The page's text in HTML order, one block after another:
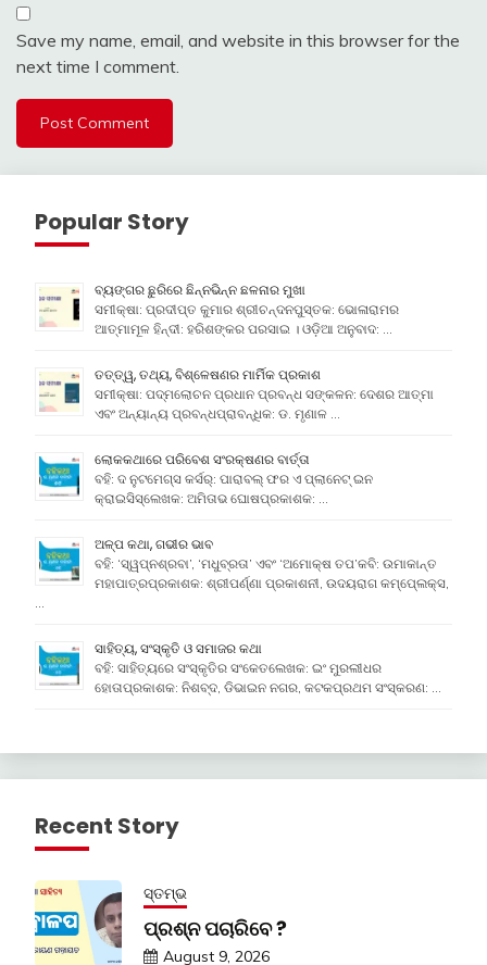
Save my name, email, and website in this browser for the
next time I comment.
Popular Story
ବ୍ୟଙ୍ଗର ଛୁରିରେ ଛିନ୍ନଭିନ୍ନ ଛଳନାର ମୁଖା
ସମୀକ୍ଷା: ପ୍ରଦୀପ୍ତ କୁମାର ଶ୍ରୀଚନ୍ଦନପୁସ୍ତକ: ଭୋଳାରାମର
ଆତ୍ମାମୂଳ ହିନ୍ଦୀ: ହରିଶଙ୍କର ପରସାଇ । ଓଡ଼ିଆ ଅନୁବାଦ: …
ତତ୍ତ୍ୱ, ତଥ୍ୟ, ବିଶ୍ଳେଷଣର ମାର୍ମିକ ପ୍ରକାଶ
ସମୀକ୍ଷା: ପଦ୍ମଲୋଚନ ପ୍ରଧାନ ପ୍ରବନ୍ଧ ସଙ୍କଳନ: ଦେଶର ଆତ୍ମା
ଏବଂ ଅନ୍ୟାନ୍ୟ ପ୍ରବନ୍ଧପ୍ରାବନ୍ଧିକ: ଡ. ମୃଣାଳ …
ଲୋକକଥାରେ ପରିବେଶ ସଂରକ୍ଷଣର ବାର୍ତ୍ତା
ବହି: ଦ ନୁଟମେଗ୍ସ କର୍ସର୍: ପାରାବଲ୍ ଫର ଏ ପ୍ଲାନେଟ୍ ଇନ
କ୍ରାଇସିସ୍ଲେଖକ: ଅମିତାଭ ଘୋଷପ୍ରକାଶକ: …
ଅଳ୍ପ କଥା, ଗଭୀର ଭାବ
ବହି: ‘ସ୍ୱପ୍ନଶ୍ରବା’, ‘ମଧୁବ୍ରତା’ ଏବଂ ‘ଅମୋକ୍ଷ ତପ’କବି: ଉମାକାନ୍ତ
ମହାପାତ୍ରପ୍ରକାଶକ: ଶ୍ରୀପର୍ଣ୍ଣା ପ୍ରକାଶନୀ, ଉଦୟରାଗ କମ୍ପେ୍ଲକ୍ସ,
…
ସାହିତ୍ୟ, ସଂସ୍କୃତି ଓ ସମାଜର କଥା
ବହି: ସାହିତ୍ୟରେ ସଂସ୍କୃତିର ସଂକେତଲେଖକ: ଇଂ ମୁରଲୀଧର
ହୋତାପ୍ରକାଶକ: ନିଶବ୍ଦ, ଡିଭାଇନ ନଗର, କଟକପ୍ରଥମ ସଂସ୍କରଣ: …
Recent Story
ସ୍ତମ୍ଭ
ପ୍ରଶ୍ନ ପଚାରିବେ ?
August 9, 2026